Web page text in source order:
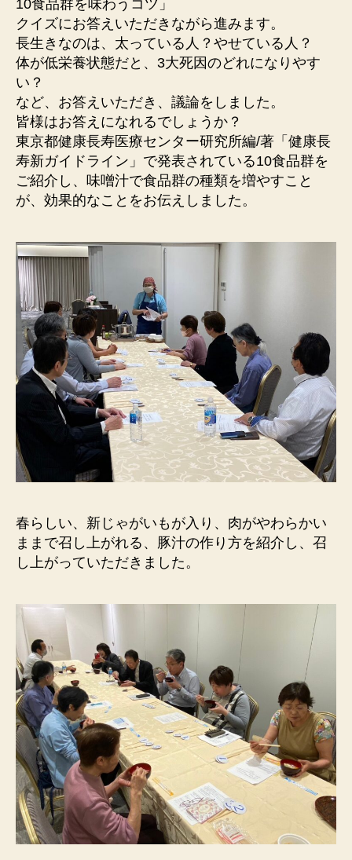
10食品群を味わうコツ」
クイズにお答えいただきながら進みます。
長生きなのは、太っている人？やせている人？
体が低栄養状態だと、3大死因のどれになりやす
い？
など、お答えいただき、議論をしました。
皆様はお答えになれるでしょうか？
東京都健康長寿医療センター研究所編/著「健康長
寿新ガイドライン」で発表されている10食品群を
ご紹介し、味噌汁で食品群の種類を増やすこと
が、効果的なことをお伝えしました。
春らしい、新じゃがいもが入り、肉がやわらかい
ままで召し上がれる、豚汁の作り方を紹介し、召
し上がっていただきました。